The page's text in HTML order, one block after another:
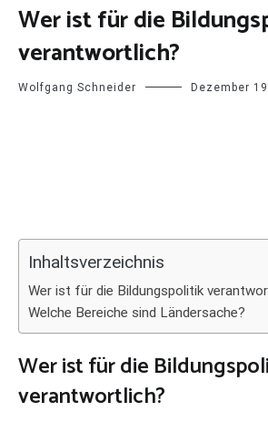
Wer ist für die
verantwortlich?
Wolfgang Schneider Dezember
Inhaltsverzeichnis
Wer ist für die Bildungspolitik
Welche Bereiche sind Ländersache?
Wer ist für die
verantwortlich?